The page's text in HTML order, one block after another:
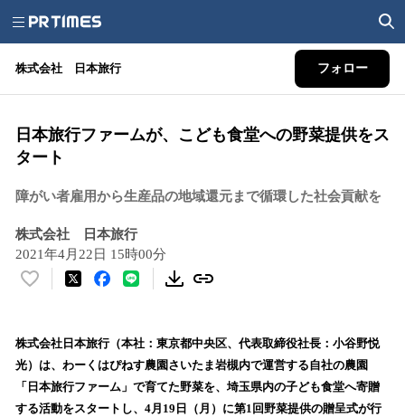
株式会社 日本旅行 フォロー
日本旅行ファームが、こども食堂への野菜提供をス
タート
障がい者雇用から生産品の地域還元まで循環した社会貢献を
株式会社 日本旅行
2021年4月22日 15時00分
い
！
数
を
読
株式会社日本旅行（本社：東京都中央区、代表取締役社長：小谷野悦
光）は、わーくはぴねす農園さいたま岩槻内で運営する自社の農園
「日本旅行ファーム」で育てた野菜を、埼玉県内の子ども食堂へ寄贈
する活動をスタートし、4月19日（月）に第1回野菜提供の贈呈式が行